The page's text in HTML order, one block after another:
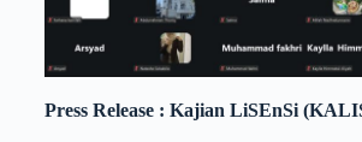
Press Release : Kajian LiSEnSi